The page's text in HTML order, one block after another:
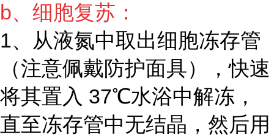
b、细胞复苏：
1、从液氮中取出细胞冻存管
（注意佩戴防护面具），快速
将其置入 37℃水浴中解冻，
直至冻存管中无结晶，然后用